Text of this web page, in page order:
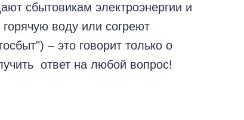
сбытовикам электроэнергии и
воду или согреют
– это говорит только о
ответ на любой вопрос!